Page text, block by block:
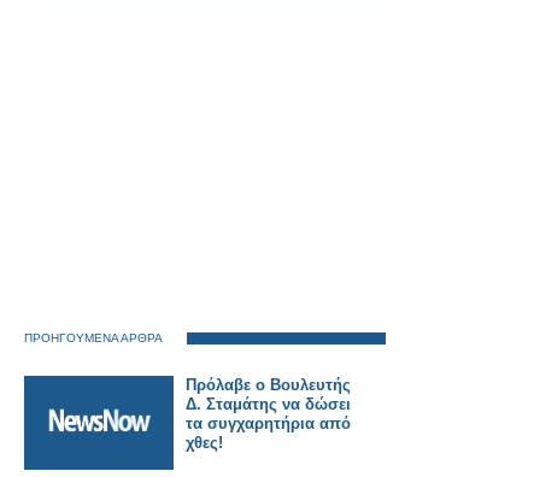
ΠΡΟΗΓΟΥΜΕΝΑ ΑΡΘΡΑ
Πρόλαβε ο Βουλευτής
Δ. Σταμάτης να δώσει
τα συγχαρητήρια από
χθες!